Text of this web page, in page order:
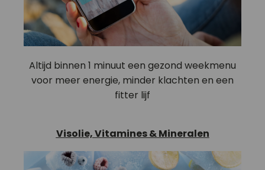
Altijd binnen 1 minuut een gezond weekmenu
voor meer energie, minder klachten en een
fitter lijf
Visolie, Vitamines & Mineralen